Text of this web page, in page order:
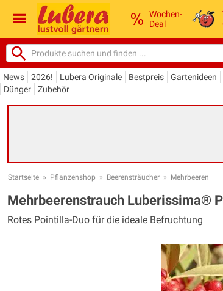
Wochen-
Deal
News 2026! Lubera Originale Bestpreis Gartenideen
Dünger
Zubehör
Startseite » Pflanzenshop » Beerensträucher » Mehrbeeren
Mehrbeerenstrauch Luberissima®
Rotes Pointilla-Duo für die ideale Befruchtung